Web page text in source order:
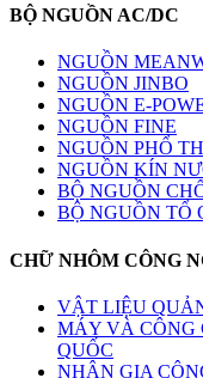
BỘ NGUỒN AC/DC
NGUỒN
NGUỒN JINBO
NGUỒN E-
NGUỒN FINE
NGUỒN PHỔ
NGUỒN KÍN
BỘ NGUỒN
BỘ NGUỒN TỔ
CHỮ NHÔM CÔNG
VẬT LIỆU
MÁY VÀ CÔNG
QUỐC
NHẬN GIA